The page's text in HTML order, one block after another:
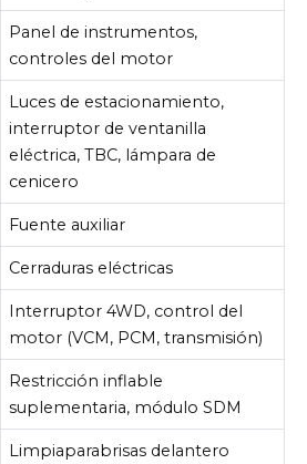
Panel de instrumentos,
controles del motor
Luces de estacionamiento,
interruptor de ventanilla
eléctrica, TBC, lámpara de
cenicero
Fuente auxiliar
Cerraduras eléctricas
Interruptor 4WD, control del
motor (VCM, PCM, transmisión)
Restricción inflable
suplementaria, módulo SDM
Limpiaparabrisas delantero